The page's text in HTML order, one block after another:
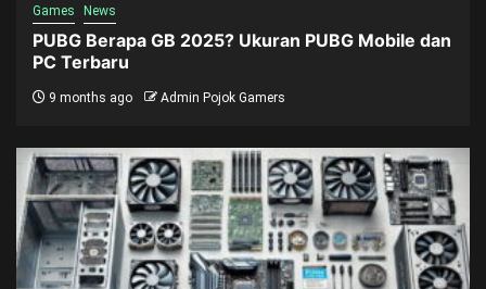
Games News
PUBG Berapa GB 2025? Ukuran PUBG Mobile dan
PC Terbaru
9 months ago Admin Pojok Gamers